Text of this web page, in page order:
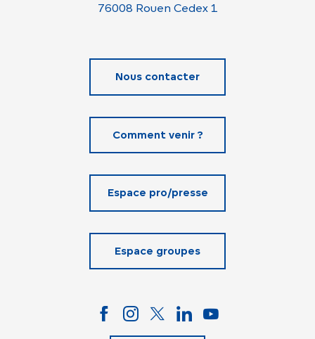
76008 Rouen Cedex 1
Nous contacter
Comment venir ?
Espace pro/presse
Espace groupes